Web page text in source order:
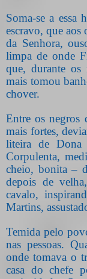
Soma-se a
escravo, que
da Senhora,
limpa de onde
que, durante os
mais tomou
chover.
Entre os negros
mais fortes,
liteira de Dona
Corpulenta,
cheio, bonita –
depois de
cavalo,
Martins,
Temida pelo
nas pessoas.
onde tomava o
casa do chefe